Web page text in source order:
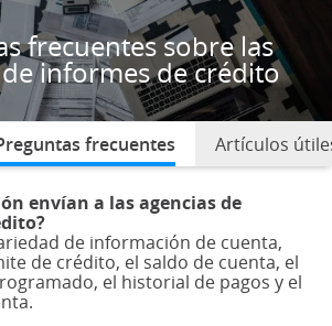
frecuentes sobre las
informes de crédito
frecuentes seleccionado
Artículos
envían a las agencias de
de información de cuenta,
de crédito, el saldo de cuenta, el
el historial de pagos y el